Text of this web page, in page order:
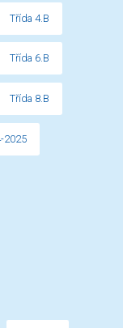
Třída 4.B
Třída 6.B
Třída 8.B
2025